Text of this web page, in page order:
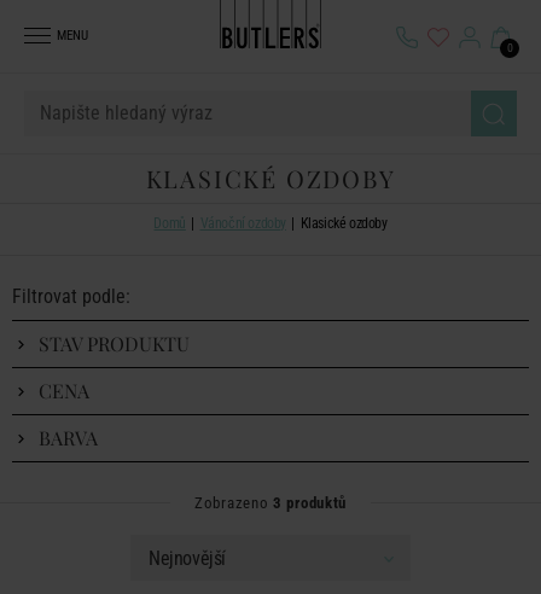
MENU
0
KLASICKÉ OZDOBY
Domů Vánoční ozdoby Klasické ozdoby
Filtrovat podle:
STAV PRODUKTU
CENA
BARVA
Zobrazeno 3 produktů